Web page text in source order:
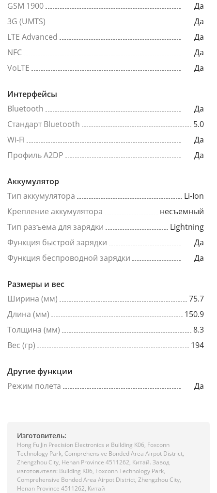
GSM 1900
Да
3G (UMTS)
Да
LTE Advanced
Да
NFC
Да
VoLTE
Да
Интерфейсы
Bluetooth
Да
Стандарт Bluetooth
5.0
Wi-Fi
Да
Профиль A2DP
Да
Аккумулятор
Тип аккумулятора
Li-Ion
Крепление аккумулятора
несъемный
Тип разъема для зарядки
Lightning
Функция быстрой зарядки
Да
Функция беспроводной зарядки
Да
Размеры и вес
Ширина (мм)
75.7
Длина (мм)
150.9
Толщина (мм)
8.3
Вес (гр)
194
Другие функции
Режим полета
Да
Изготовитель:
Hong Fu Jin Precision Electronics и Building K06, Foxconn
Technology Park, Comprehensive Bonded Area Airpot District,
Zhengzhou City, Henan Province 4511262, Китай. Завод
изготовителя: Building K06, Foxconn Technology Park,
Comprehensive Bonded Area Airpot District, Zhengzhou City,
Henan Province 4511262, Китай